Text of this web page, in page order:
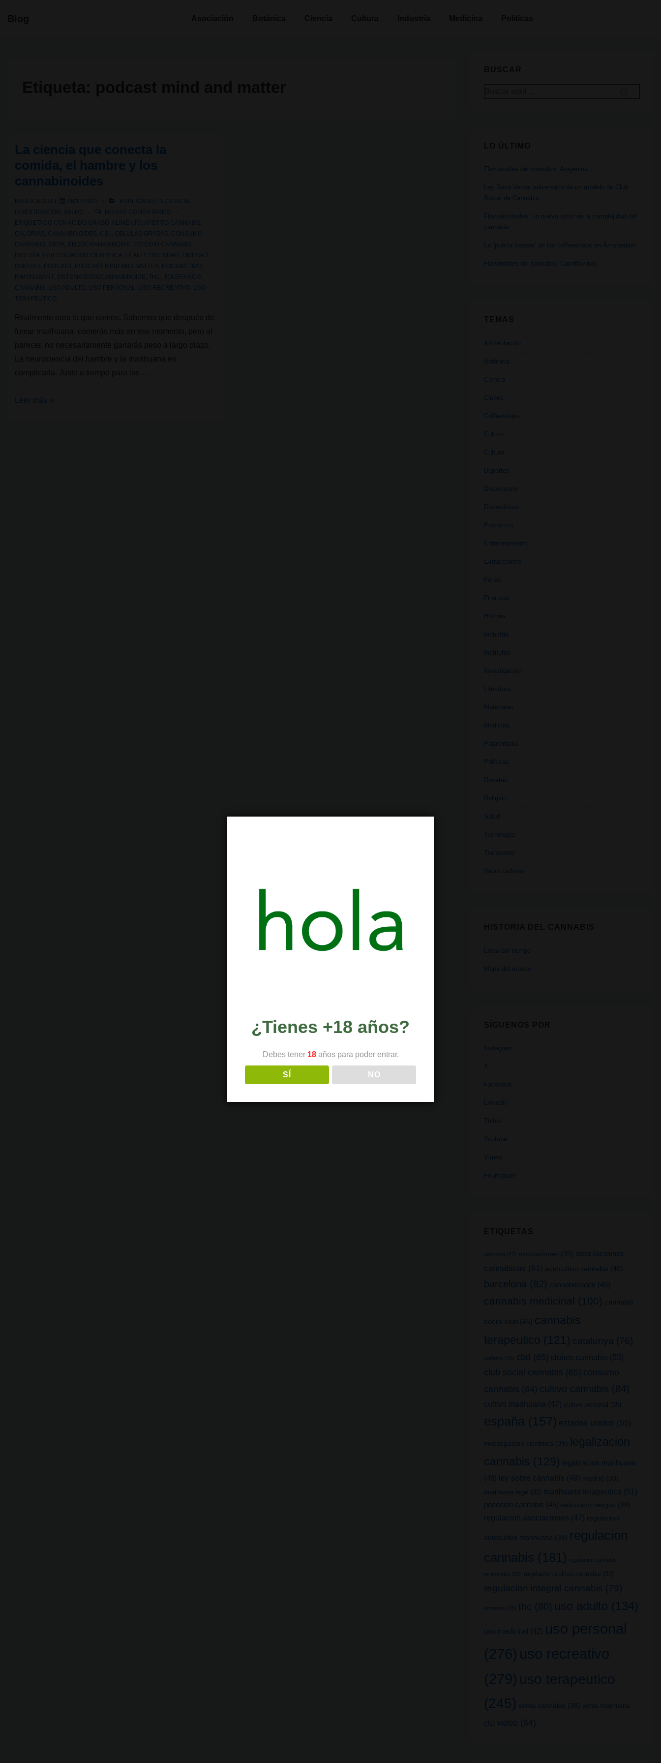
La ciencia que conecta la
comida, el hambre y los
cannabinoides
PUBLICADO EL 06/12/2023 PUBLICADO EN CIENCIA
INVESTIGACIÓN
SALUD
NO HAY COMENTARIOS
ETIQUETADO CON
ACIDO GRASO ALIMENTO APETITO CANNABIS
CALORIAS CANNABINOIDES CB1 CELULAS GRASAS CONSUMO
CANNABIS
DIETA ENDOCANNABINOIDE ESTUDIO CANNABIS
INGESTA
INVESTIGACION CIENTIFICA OBESIDAD OMEGA 3
OMEGA 6
PODCAST PODCAST MIND AND MATTER PSICOACTIVO
RIMONABANT
SISTEMA ENDOCANNABINOIDE THC
TOLERANCIA
CANNABIS USO ADULTO USO PERSONAL USO RECREATIVO
USO
TERAPEUTICO
La
Leer más »
Flavonoides del cannabis: Apigenina
Ley Rosa Verda: aniversario de un modelo de Club
Social de Cannabis
Flavoalcaloides: un nuevo actor en la complejidad del
cannabis
La “puerta trasera” de los coffeeshops en Ámsterdam
Flavonoides del cannabis: Cannflavinas
Alimentación
Botánica
Ciencia
Clubes
Coffeeshops
Cultivo
Cultura
Deportes
Dispensario
Dispositivos
Economía
Entretenimiento
Extracciones
Ferias
Finanzas
Historia
Industria
Institutos
Investigación
Literatura
Materiales
Medicina
Parafernalia
Políticas
Recetas
Religión
Salud
Tecnología
Transporte
Vaporizadores
Linea del tiempo
Mapa del mundo
Instagram
X
Facebook
Linkedin
Tiktok
Youtube
Vimeo
Foursquare
alemania (27) asociaciones (39)
asociaciones
cannabicas (61) autocultivo cannabis (40)
barcelona (82) cannabinoides (45)
cannabis medicinal (100) cannabis
social club (45) cannabis
terapeutico (121) catalunya (76)
cañamo (26) cbd (65) clubes cannabis (53)
club social cannabis (65) consumo
cannabis (64) cultivo cannabis (84)
cultivo marihuana (47) cultivo personal (35)
españa (157) estados unidos (55)
investigacion cientifica (39)
legalizacion
cannabis (129) legalizacion marihuana
(46) ley sobre cannabis (49) madrid (38)
marihuana legal (32) marihuana terapeutica (51)
posesion cannabis (45) reduccion riesgos (38)
regulacion asociaciones (47) regulacion
autocultivo marihuana (39)
regulacion
cannabis (181) regulacion cannabis
terapeutico (25) regulacion cultivo cannabis (33)
regulacion integral cannabis (79)
terpenos (25) thc (80) uso adulto (134)
uso medicinal (42) uso personal
(276) uso recreativo
(279) uso terapeutico
(245) venta cannabis (38) venta marihuana
(32) video (64)
¿Tienes +18 años?
Debes tener 18años para poder entrar.
SÍ NO